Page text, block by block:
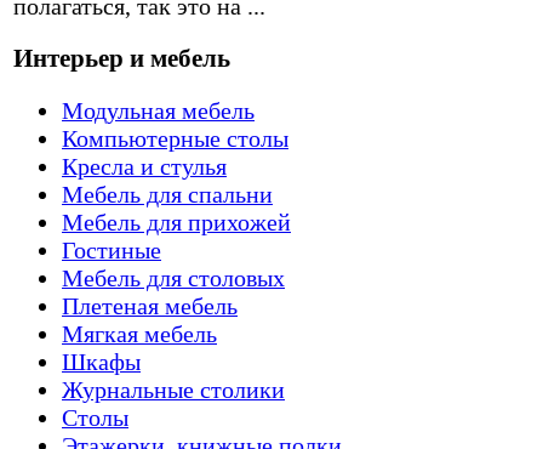
полагаться, так это на ...
Интерьер и мебель
Модульная мебель
Компьютерные столы
Кресла и стулья
Мебель для спальни
Мебель для прихожей
Гостиные
Мебель для столовых
Плетеная мебель
Мягкая мебель
Шкафы
Журнальные столики
Столы